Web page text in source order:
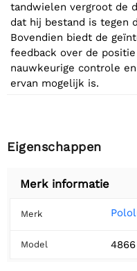
tandwielen vergroot de
dat hij bestand is tegen
Bovendien biedt de
feedback over de
nauwkeurige controle
ervan mogelijk is.
Eigenschappen
Merk informatie
Merk
Model 4866